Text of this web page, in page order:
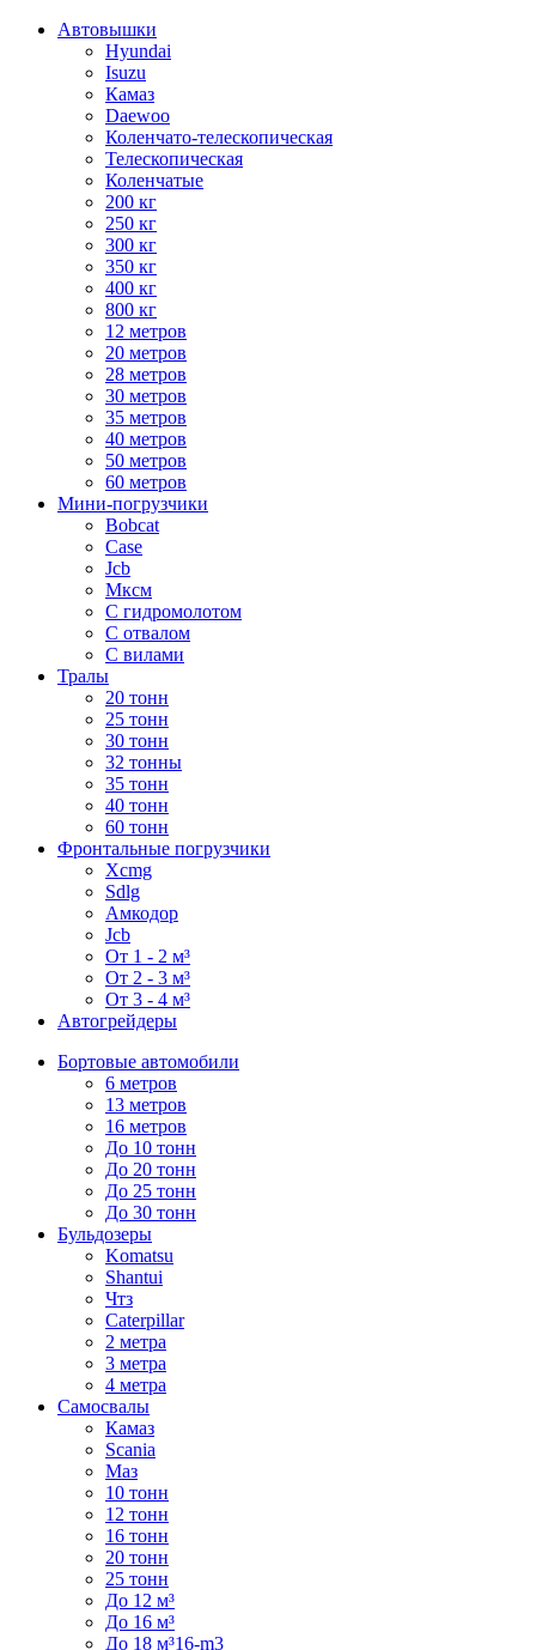
Автовышки
Hyundai
Isuzu
Камаз
Daewoo
Коленчато-телескопическая
Телескопическая
Коленчатые
200 кг
250 кг
300 кг
350 кг
400 кг
800 кг
12 метров
20 метров
28 метров
30 метров
35 метров
40 метров
50 метров
60 метров
Мини-погрузчики
Bobcat
Case
Jcb
Мксм
С гидромолотом
С отвалом
С вилами
Тралы
20 тонн
25 тонн
30 тонн
32 тонны
35 тонн
40 тонн
60 тонн
Фронтальные погрузчики
Xcmg
Sdlg
Амкодор
Jcb
От 1 - 2 м³
От 2 - 3 м³
От 3 - 4 м³
Автогрейдеры
Бортовые автомобили
6 метров
13 метров
16 метров
До 10 тонн
До 20 тонн
До 25 тонн
До 30 тонн
Бульдозеры
Komatsu
Shantui
Чтз
Caterpillar
2 метра
3 метра
4 метра
Самосвалы
Камаз
Scania
Маз
10 тонн
12 тонн
16 тонн
20 тонн
25 тонн
До 12 м³
До 16 м³
До 18 м³16-m3